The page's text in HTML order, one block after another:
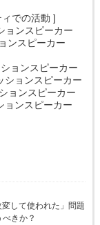
での活動 ]
ョンスピーカー
ンスピーカー
ョンスピーカー
ションスピーカー
ョンスピーカー
ョンスピーカー
変して使われた」問題
きか？